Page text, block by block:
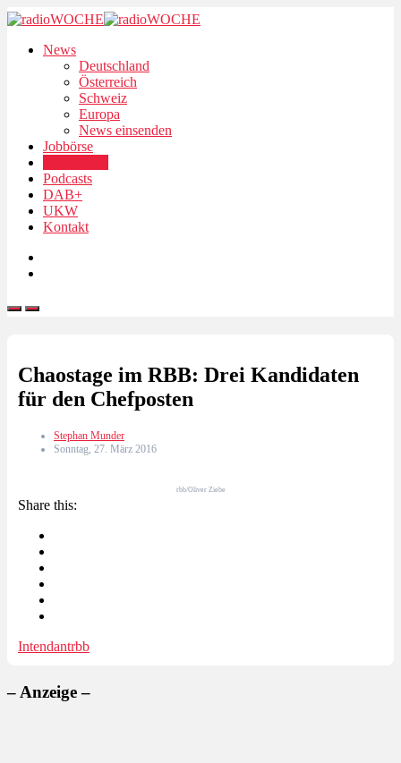
News
Deutschland
Österreich
Schweiz
Europa
News einsenden
Jobbörse
Podcasts
DAB+
UKW
Kontakt
Chaostage im RBB: Drei Kandidaten
für den Chefposten
Stephan Munder
Sonntag, 27. März 2016
rbb/Oliver Ziebe
Share this:
Intendantrbb
– Anzeige –